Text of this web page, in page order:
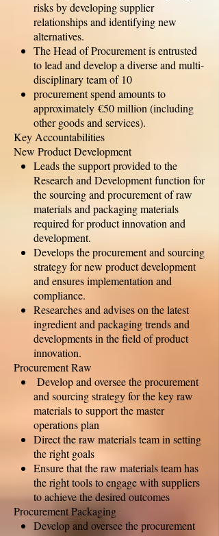
risks by developing supplier
relationships and identifying new
alternatives.
The Head of Procurement is entrusted
to lead and develop a diverse and multi-
disciplinary team of 10
procurement spend amounts to
approximately €50 million (including
other goods and services).
Key Accountabilities
New Product Development
Leads the support provided to the
Research and Development function for
the sourcing and procurement of raw
materials and packaging materials
required for product innovation and
development.
Develops the procurement and sourcing
strategy for new product development
and ensures implementation and
compliance.
Researches and advises on the latest
ingredient and packaging trends and
developments in the field of product
innovation.
Procurement Raw
Develop and oversee the procurement
and sourcing strategy for the key raw
materials to support the master
operations plan
Direct the raw materials team in setting
the right goals
Ensure that the raw materials team has
the right tools to engage with suppliers
to achieve the desired outcomes
Procurement Packaging
Develop and oversee the procurement